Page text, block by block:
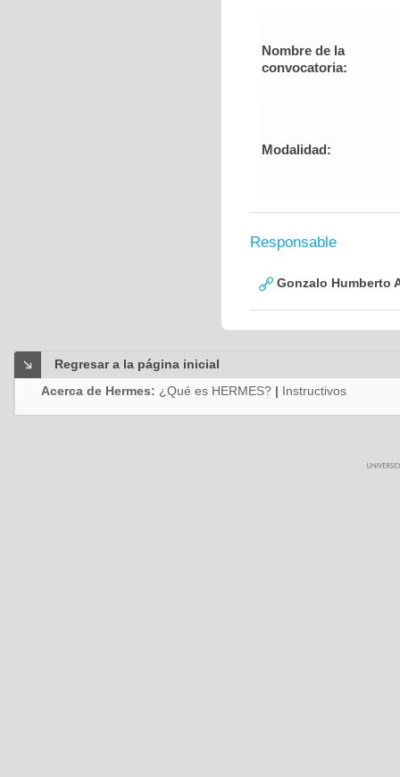
Nombre de la
convocatoria:
Modalidad:
Responsable
Gonzalo Humberto
Regresar a la página inicial
Acerca de Hermes: ¿Qué es HERMES? | Instructivos